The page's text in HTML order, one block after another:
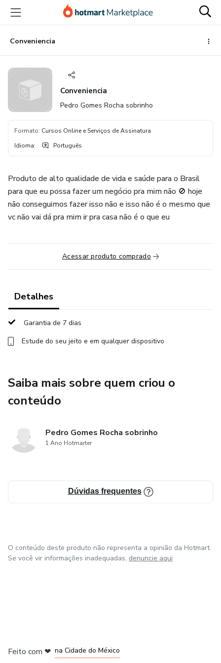
para
conteúdo
principal
para
pagamento
para
rodapéConveniencia
Conveniencia
Pedro Gomes Rocha sobrinho
Formato: Cursos Online e Serviços de Assinatura
Idioma: Português
Produto de alto qualidade de vida e saúde para o Brasil
para que eu possa fazer um negócio pra mim não 🚫 hoje
não conseguimos fazer isso não e isso não é o mesmo que
vc não vai dá pra mim ir pra casa não é o que eu
Acessar produto comprado
Detalhes
Garantia de 7 dias
Estude do seu jeito e em qualquer dispositivo
Saiba mais sobre quem criou o
conteúdo
Pedro Gomes Rocha sobrinho
1 Ano Hotmarter
Dúvidas frequentes
O conteúdo deste produto não representa a opinião da Hotmart.
Se você vir informações inadequadas, denuncie aqui
Feito com ❤ na Cidade do México